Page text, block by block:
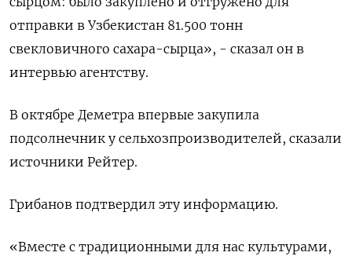
отправки в Узбекистан 81.500 тонн
свекловичного сахара-сырца», - сказал он в
интервью агентству.
В октябре Деметра впервые закупила
подсолнечник у сельхозпроизводителей, сказали
источники Рейтер.
Грибанов подтвердил эту информацию.
«Вместе с традиционными для нас культурами,